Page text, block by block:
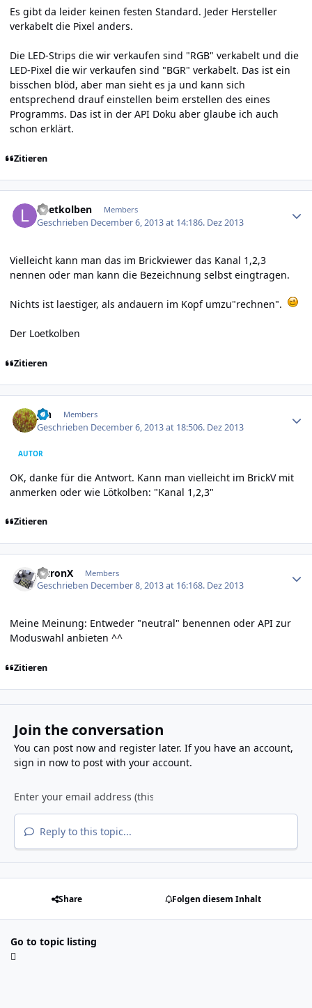
Es gibt da leider keinen festen Standard. Jeder Hersteller
verkabelt die Pixel anders.
Die LED-Strips die wir verkaufen sind "RGB" verkabelt und die
LED-Pixel die wir verkaufen sind "BGR" verkabelt. Das ist ein
bisschen blöd, aber man sieht es ja und kann sich
entsprechend drauf einstellen beim erstellen des eines
Programms. Das ist in der API Doku aber glaube ich auch
schon erklärt.
Zitieren
Loetkolben Members
Geschrieben December 6, 2013 at 14:186. Dez 2013
Vielleicht kann man das im Brickviewer das Kanal 1,2,3
nennen oder man kann die Bezeichnung selbst eingtragen.
Nichts ist laestiger, als andauern im Kopf umzu"rechnen".
Der Loetkolben
Zitieren
jan Members
Geschrieben December 6, 2013 at 18:506. Dez 2013
AUTOR
OK, danke für die Antwort. Kann man vielleicht im BrickV mit
anmerken oder wie Lötkolben: "Kanal 1,2,3"
Zitieren
AuronX Members
Geschrieben December 8, 2013 at 16:168. Dez 2013
Meine Meinung: Entweder "neutral" benennen oder API zur
Moduswahl anbieten ^^
Zitieren
Join the conversation
You can post now and register later. If you have an account,
sign in nowto post with your account.
Reply to this topic...
Share Folgen diesem Inhalt
Go to topic listing